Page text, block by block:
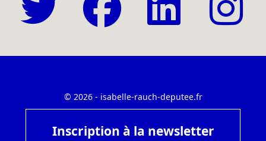
© 2026 - isabelle-rauch-deputee.fr
Inscription à la newsletter